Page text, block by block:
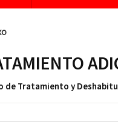
de Tratamiento y